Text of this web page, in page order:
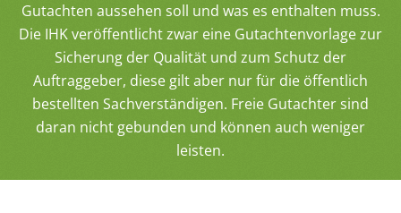
Gutachten aussehen soll und was es enthalten muss.
Die IHK veröffentlicht zwar eine Gutachtenvorlage zur
Sicherung der Qualität und zum Schutz der
Auftraggeber, diese gilt aber nur für die öffentlich
bestellten Sachverständigen. Freie Gutachter sind
daran nicht gebunden und können auch weniger
leisten.